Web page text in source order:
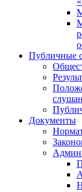
Публичные
Документы